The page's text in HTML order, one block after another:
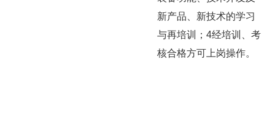
新产品、新技术的学习
与再培训；4经培训、考
核合格方可上岗操作。